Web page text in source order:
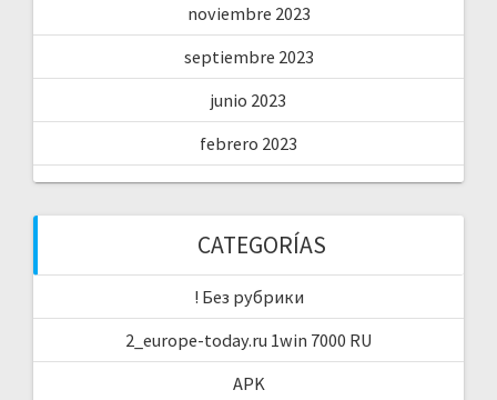
noviembre 2023
septiembre 2023
junio 2023
febrero 2023
CATEGORÍAS
! Без рубрики
2_europe-today.ru 1win 7000 RU
APK